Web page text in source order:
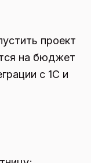
проект
на бюджет
с 1С и